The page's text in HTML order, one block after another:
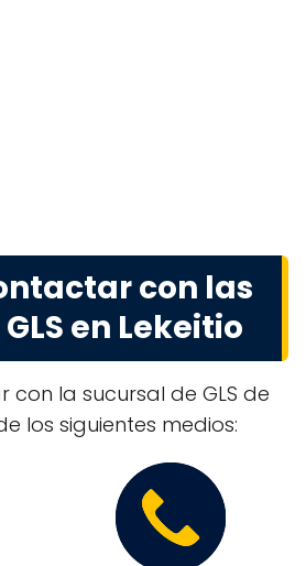
con las
en Lekeitio
con la sucursal de GLS de
los siguientes medios: